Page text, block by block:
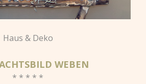
Haus & Deko
WEBEN
* * * * *